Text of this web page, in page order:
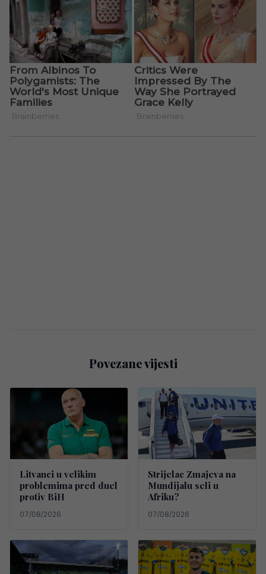
Povezane vijesti
Litvanci u velikim
problemima pred duel
protiv BiH
07/08/2026
Strijelac Zmajeva na
Mundijalu seli u
Afriku?
07/08/2026